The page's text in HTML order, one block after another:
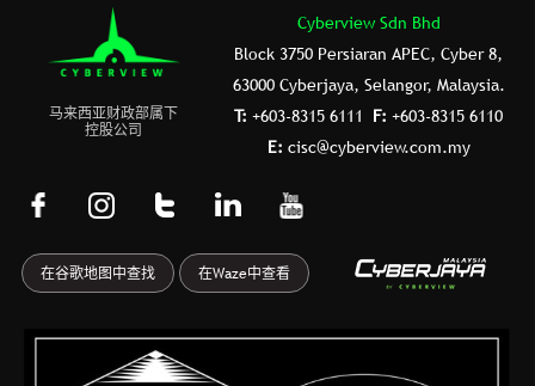
⻢来⻄亚财政部属下
控股公司
Cyberview Sdn Bhd
Block 3750 Persiaran APEC, Cyber 8,
63000 Cyberjaya, Selangor, Malaysia.
T: +603-8315 6111 F: +603-8315 6110
E: cisc@cyberview.com.my
F
c
e
o
I
s
t
g
r
T
m
b
r
L
n
k
d
i
Y
u
t
b
e
在谷歌地图中查找 在Waze中查看